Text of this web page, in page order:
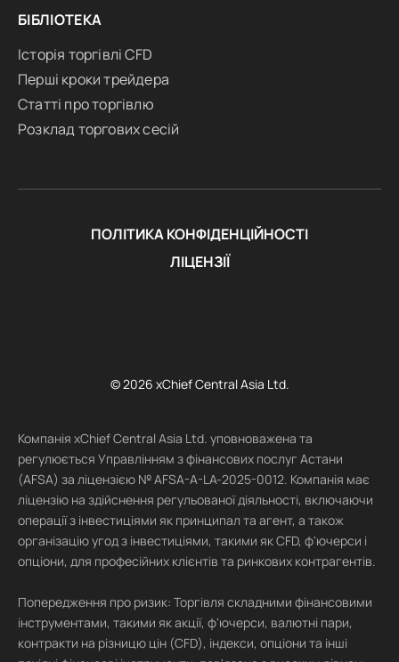
БІБЛІОТЕКА
Історія торгівлі CFD
Перші кроки трейдера
Статті про торгівлю
Розклад торгових сесій
ПОЛІТИКА КОНФІДЕНЦІЙНОСТІ
ЛІЦЕНЗІЇ
© 2026 xChief Central Asia Ltd.
Компанія xChief Central Asia Ltd. уповноважена та
регулюється Управлінням з фінансових послуг Астани
(AFSA) за ліцензією № AFSA-A-LA-2025-0012. Компанія має
ліцензію на здійснення регульованої діяльності, включаючи
операції з інвестиціями як принципал та агент, а також
організацію угод з інвестиціями, такими як CFD, ф'ючерси і
опціони, для професійних клієнтів та ринкових контрагентів.
Попередження про ризик: Торгівля складними фінансовими
інструментами, такими як акції, ф'ючерси, валютні пари,
контракти на різницю цін (CFD), індекси, опціони та інші